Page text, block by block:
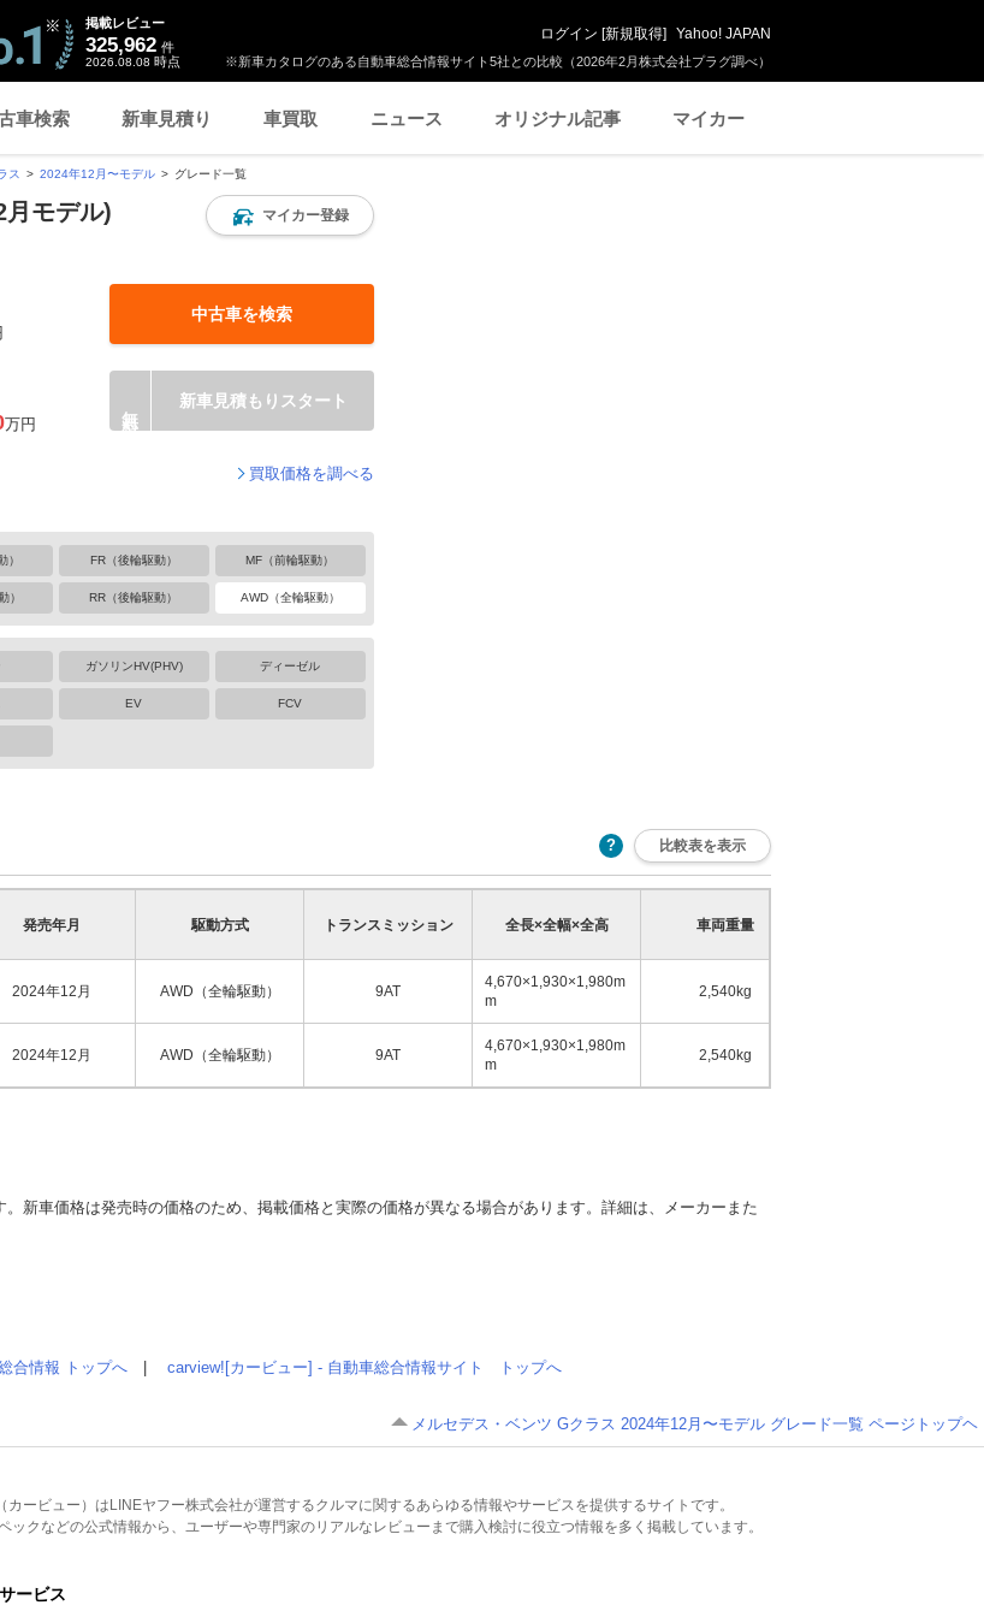
※新車カタログのある自動車総合情報サイト5社との比較（2026年2月株式会社プラグ調べ）
掲載レビュー
325,962 件
2026.08.08 時点
ログイン [新規取得] Yahoo! JAPAN
車検索 新車見積り 車買取 ニュース オリジナル記事 マイカー
ス 2024年12月〜モデル グレード一覧
月モデル) マイカー登録
中古車を検索
万円
新車見積もりスタート
買取価格を調べる
） FR（後輪駆動） MF（前輪駆動）
） RR（後輪駆動） AWD（全輪駆動）
ガソリンHV(PHV) ディーゼル
EV FCV
比較表を表示
発売年月 駆動方式 トランスミッション 全長×全幅×全高 車両重量
2024年12月 AWD（全輪駆動） 9AT
4,670×1,930×1,980m
m
2,540kg
2024年12月 AWD（全輪駆動） 9AT
4,670×1,930×1,980m
m
2,540kg
新車価格は発売時の価格のため、掲載価格と実際の価格が異なる場合があります。詳細は、メーカーまた
合情報 トップへ carview![カービュー] - 自動車総合情報サイト トップへ
メルセデス・ベンツ Gクラス 2024年12月〜モデル グレード一覧 ページトップヘ
カービュー）はLINEヤフー株式会社が運営するクルマに関するあらゆる情報やサービスを提供するサイトです。
ックなどの公式情報から、ユーザーや専門家のリアルなレビューまで購入検討に役立つ情報を多く掲載しています。
サービス